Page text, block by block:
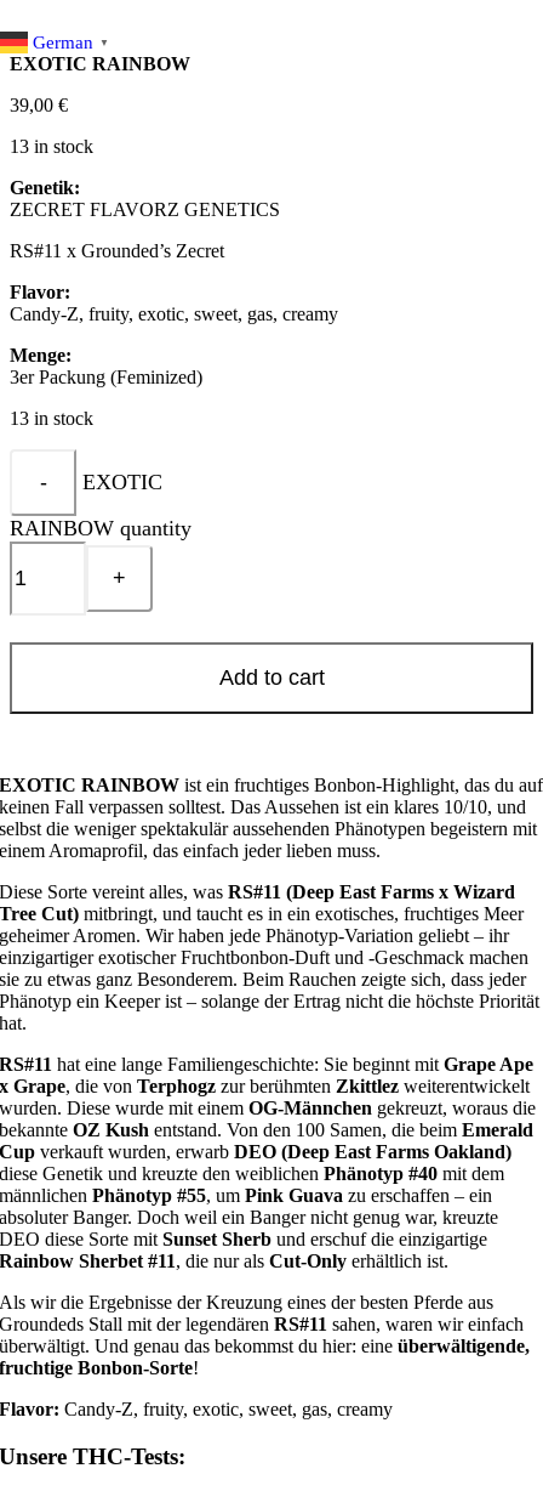
German ▼
EXOTIC RAINBOW
39,00 €
13 in stock
Genetik:
ZECRET FLAVORZ GENETICS
RS#11 x Grounded’s Zecret
Flavor:
Candy-Z, fruity, exotic, sweet, gas, creamy
Menge:
3er Packung (Feminized)
13 in stock
EXOTIC
RAINBOW quantity
Add to cart
EXOTIC RAINBOW ist ein fruchtiges Bonbon-Highlight, das du auf
keinen Fall verpassen solltest. Das Aussehen ist ein klares 10/10, und
selbst die weniger spektakulär aussehenden Phänotypen begeistern mit
einem Aromaprofil, das einfach jeder lieben muss.
Diese Sorte vereint alles, wasRS#11 (Deep East Farms x Wizard
Tree Cut) mitbringt, und taucht es in ein exotisches, fruchtiges Meer
geheimer Aromen. Wir haben jede Phänotyp-Variation geliebt – ihr
einzigartiger exotischer Fruchtbonbon-Duft und -Geschmack machen
sie zu etwas ganz Besonderem. Beim Rauchen zeigte sich, dass jeder
Phänotyp ein Keeper ist – solange der Ertrag nicht die höchste Priorität
hat.
RS#11 hat eine lange Familiengeschichte: Sie beginnt mitGrape Ape
x Grape, die vonTerphogz zur berühmten Zkittlez weiterentwickelt
wurden. Diese wurde mit einemOG-Männchen gekreuzt, woraus die
bekannteOZ Kush entstand. Von den 100 Samen, die beimEmerald
Cup verkauft wurden, erwarbDEO (Deep East Farms Oakland)
diese Genetik und kreuzte den weiblichenPhänotyp #40 mit dem
männlichenPhänotyp #55, umPink Guava zu erschaffen – ein
absoluter Banger. Doch weil ein Banger nicht genug war, kreuzte
DEO diese Sorte mitSunset Sherb und erschuf die einzigartige
Rainbow Sherbet #11, die nur alsCut-Only erhältlich ist.
Als wir die Ergebnisse der Kreuzung eines der besten Pferde aus
Groundeds Stall mit der legendärenRS#11 sahen, waren wir einfach
überwältigt. Und genau das bekommst du hier: eineüberwältigende,
fruchtige Bonbon-Sorte!
Flavor:Candy-Z, fruity, exotic, sweet, gas, creamy
Unsere THC-Tests: